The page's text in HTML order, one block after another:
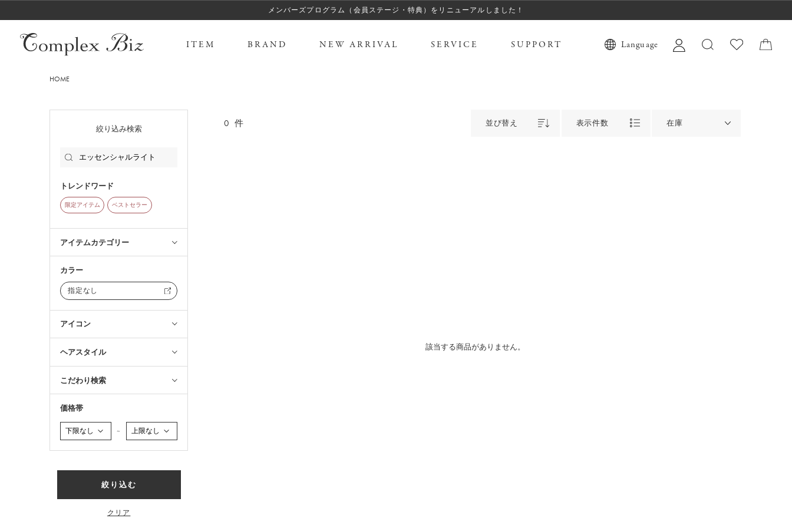
メンバーズプログラム（会員ステージ・特典）をリニューアルしました！
ITEM BRAND NEW ARRIVAL SERVICE SUPPORT Language
HOME
絞り込み検索
トレンドワード
限定アイテム ベストセラー
アイテムカテゴリー
カラー
指定なし
アイコン
ヘアスタイル
こだわり検索
価格帯
～
絞り込む
クリア
0 件 並び替え 表示件数 在庫
該当する商品がありません。